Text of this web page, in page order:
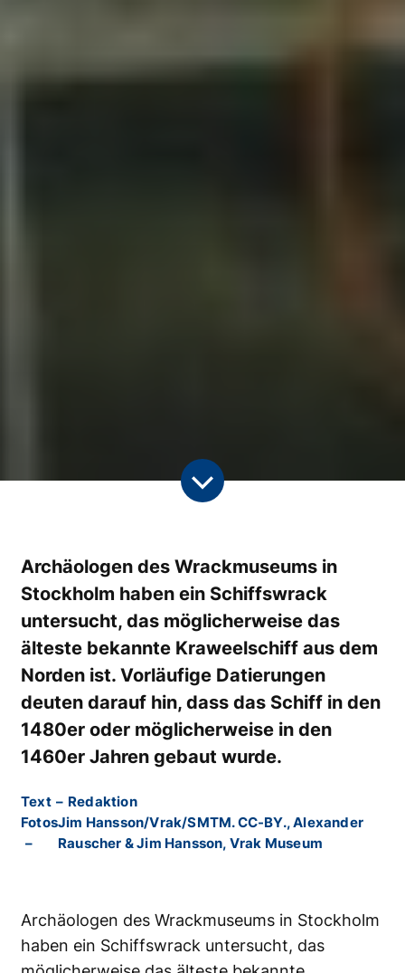
Archäologen des Wrackmuseums in
Stockholm haben ein Schiffswrack
untersucht, das möglicherweise das
älteste bekannte Kraweelschiff aus dem
Norden ist. Vorläufige Datierungen
deuten darauf hin, dass das Schiff in den
1480er oder möglicherweise in den
1460er Jahren gebaut wurde.
Text – Redaktion
Fotos
–
Jim Hansson/Vrak/SMTM. CC-BY., Alexander
Rauscher & Jim Hansson, Vrak Museum
Archäologen des Wrackmuseums in Stockholm
haben ein Schiffswrack untersucht, das